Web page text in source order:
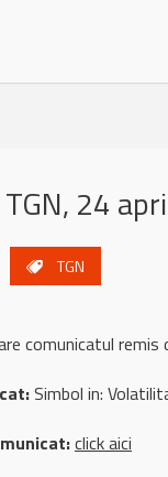
24
TGN
comunicatul remis
Simbol in:
click aici